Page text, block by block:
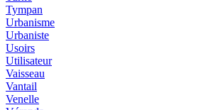
Tympan
Urbanisme
Urbaniste
Usoirs
Utilisateur
Vaisseau
Vantail
Venelle